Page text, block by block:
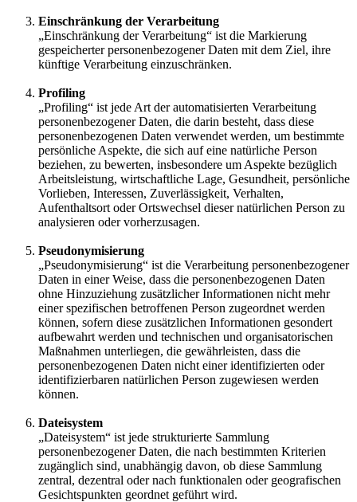
Einschränkung der Verarbeitung
„Einschränkung der Verarbeitung“ ist die Markierung
gespeicherter personenbezogener Daten mit dem Ziel, ihre
künftige Verarbeitung einzuschränken.
Profiling
„Profiling“ ist jede Art der automatisierten Verarbeitung
personenbezogener Daten, die darin besteht, dass diese
personenbezogenen Daten verwendet werden, um bestimmte
persönliche Aspekte, die sich auf eine natürliche Person
beziehen, zu bewerten, insbesondere um Aspekte bezüglich
Arbeitsleistung, wirtschaftliche Lage, Gesundheit, persönliche
Vorlieben, Interessen, Zuverlässigkeit, Verhalten,
Aufenthaltsort oder Ortswechsel dieser natürlichen Person zu
analysieren oder vorherzusagen.
Pseudonymisierung
„Pseudonymisierung“ ist die Verarbeitung personenbezogener
Daten in einer Weise, dass die personenbezogenen Daten
ohne Hinzuziehung zusätzlicher Informationen nicht mehr
einer spezifischen betroffenen Person zugeordnet werden
können, sofern diese zusätzlichen Informationen gesondert
aufbewahrt werden und technischen und organisatorischen
Maßnahmen unterliegen, die gewährleisten, dass die
personenbezogenen Daten nicht einer identifizierten oder
identifizierbaren natürlichen Person zugewiesen werden
können.
Dateisystem
„Dateisystem“ ist jede strukturierte Sammlung
personenbezogener Daten, die nach bestimmten Kriterien
zugänglich sind, unabhängig davon, ob diese Sammlung
zentral, dezentral oder nach funktionalen oder geografischen
Gesichtspunkten geordnet geführt wird.